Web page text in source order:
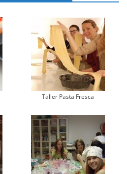
Taller Pasta Fresca